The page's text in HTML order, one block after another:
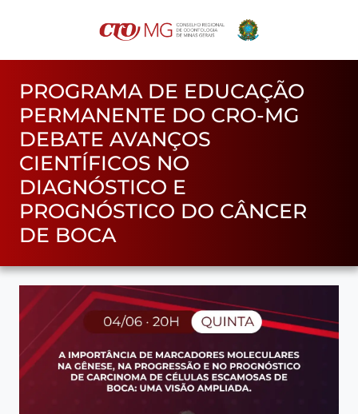
PROGRAMA DE EDUCAÇÃO
PERMANENTE DO CRO-MG
DEBATE AVANÇOS
CIENTÍFICOS NO
DIAGNÓSTICO E
PROGNÓSTICO DO CÂNCER
DE BOCA